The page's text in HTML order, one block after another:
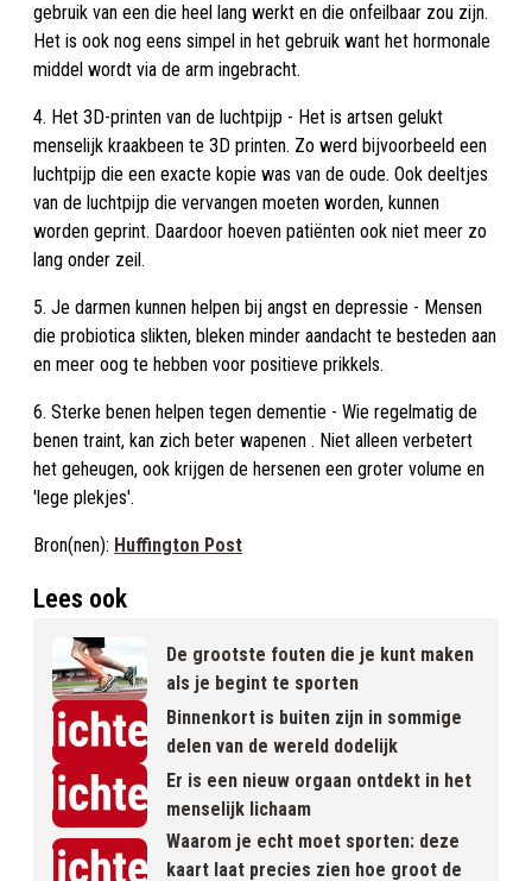
gebruik van een die heel lang werkt en die onfeilbaar zou zijn.
Het is ook nog eens simpel in het gebruik want het hormonale
middel wordt via de arm ingebracht.
4. Het 3D-printen van de luchtpijp - Het is artsen gelukt
menselijk kraakbeen te 3D printen. Zo werd bijvoorbeeld een
luchtpijp die een exacte kopie was van de oude. Ook deeltjes
van de luchtpijp die vervangen moeten worden, kunnen
worden geprint. Daardoor hoeven patiënten ook niet meer zo
lang onder zeil.
5. Je darmen kunnen helpen bij angst en depressie - Mensen
die probiotica slikten, bleken minder aandacht te besteden aan
en meer oog te hebben voor positieve prikkels.
6. Sterke benen helpen tegen dementie - Wie regelmatig de
benen traint, kan zich beter wapenen . Niet alleen verbetert
het geheugen, ook krijgen de hersenen een groter volume en
'lege plekjes'.
Bron(nen): Huffington Post
Lees ook
De grootste fouten die je kunt maken
als je begint te sporten
Binnenkort is buiten zijn in sommige
delen van de wereld dodelijk
Er is een nieuw orgaan ontdekt in het
menselijk lichaam
Waarom je echt moet sporten: deze
kaart laat precies zien hoe groot de